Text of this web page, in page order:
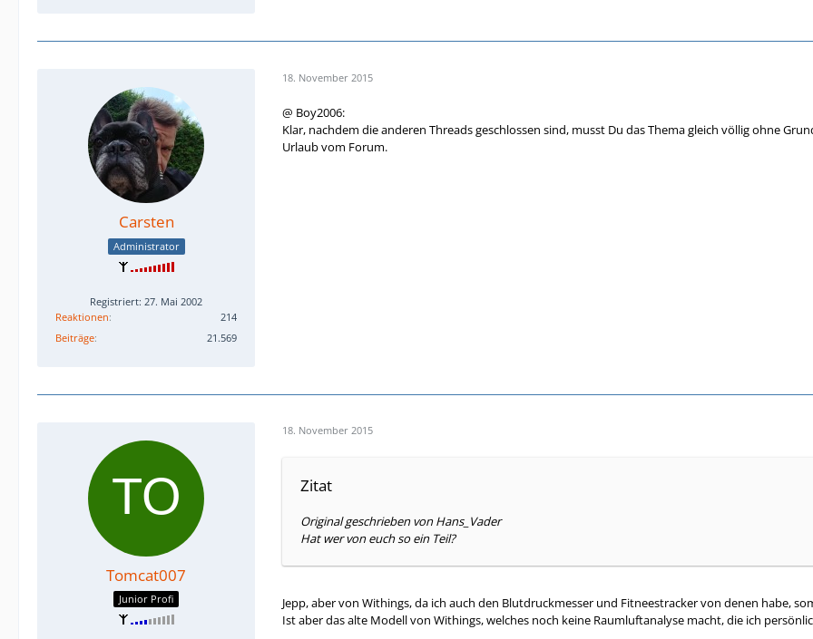
Carsten
Administrator
Registriert: 27. Mai 2002
Reaktionen
214
Beiträge
21.569
18. November 2015
@ Boy2006:
Klar, nachdem die anderen Threads geschlossen sind, musst Du das Thema gleich völlig ohne
Urlaub vom Forum.
Tomcat007
Junior Profi
18. November 2015
Zitat
Original geschrieben von Hans_Vader
Hat wer von euch so ein Teil?
Jepp, aber von Withings, da ich auch den Blutdruckmesser und Fitneestracker von denen habe,
Ist aber das alte Modell von Withings, welches noch keine Raumluftanalyse macht, die ich